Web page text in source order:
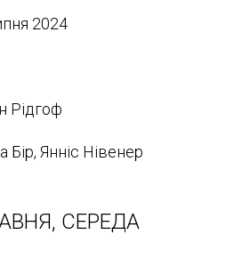
2024
Рідгоф
Бір, Янніс Нівенер
СЕРЕДА